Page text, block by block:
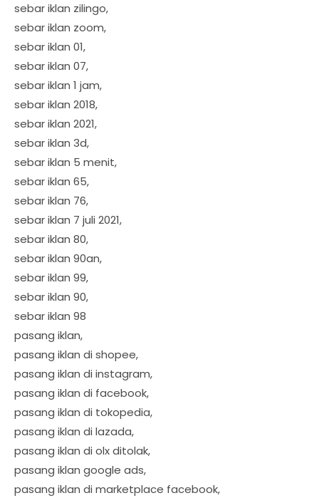
sebar iklan zilingo,
sebar iklan zoom,
sebar iklan 01,
sebar iklan 07,
sebar iklan 1 jam,
sebar iklan 2018,
sebar iklan 2021,
sebar iklan 3d,
sebar iklan 5 menit,
sebar iklan 65,
sebar iklan 76,
sebar iklan 7 juli 2021,
sebar iklan 80,
sebar iklan 90an,
sebar iklan 99,
sebar iklan 90,
sebar iklan 98
pasang iklan,
pasang iklan di shopee,
pasang iklan di instagram,
pasang iklan di facebook,
pasang iklan di tokopedia,
pasang iklan di lazada,
pasang iklan di olx ditolak,
pasang iklan google ads,
pasang iklan di marketplace facebook,